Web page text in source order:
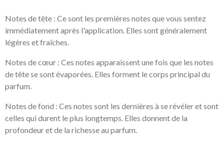
Notes de tête : Ce sont les premières notes que vous sentez
immédiatement après l'application. Elles sont généralement
légères et fraîches.
Notes de cœur : Ces notes apparaissent une fois que les notes
de tête se sont évaporées. Elles forment le corps principal du
parfum.
Notes de fond : Ces notes sont les dernières à se révéler et sont
celles qui durent le plus longtemps. Elles donnent de la
profondeur et de la richesse au parfum.